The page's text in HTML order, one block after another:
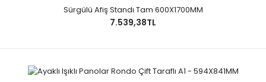
Sürgülü Afiş Standı Tam 600X1700MM
7.539,38TL